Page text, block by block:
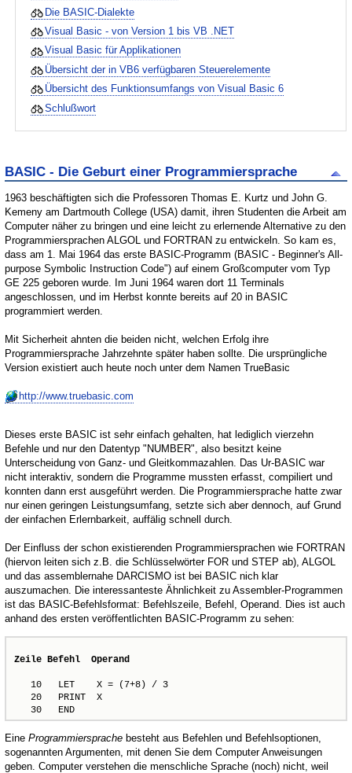
Die BASIC-Dialekte
Visual Basic - von Version 1 bis VB .NET
Visual Basic für Applikationen
Übersicht der in VB6 verfügbaren Steuerelemente
Übersicht des Funktionsumfangs von Visual Basic 6
Schlußwort
BASIC - Die Geburt einer Programmiersprache
1963 beschäftigten sich die Professoren Thomas E. Kurtz und John G.
Kemeny am Dartmouth College (USA) damit, ihren Studenten die Arbeit am
Computer näher zu bringen und eine leicht zu erlernende Alternative zu den
Programmiersprachen ALGOL und FORTRAN zu entwickeln. So kam es,
dass am 1. Mai 1964 das erste BASIC-Programm (BASIC - Beginner's All-
purpose Symbolic Instruction Code") auf einem Großcomputer vom Typ
GE 225 geboren wurde. Im Juni 1964 waren dort 11 Terminals
angeschlossen, und im Herbst konnte bereits auf 20 in BASIC
programmiert werden.
Mit Sicherheit ahnten die beiden nicht, welchen Erfolg ihre
Programmiersprache Jahrzehnte später haben sollte. Die ursprüngliche
Version existiert auch heute noch unter dem Namen TrueBasic
http://www.truebasic.com
Dieses erste BASIC ist sehr einfach gehalten, hat lediglich vierzehn
Befehle und nur den Datentyp "NUMBER", also besitzt keine
Unterscheidung von Ganz- und Gleitkommazahlen. Das Ur-BASIC war
nicht interaktiv, sondern die Programme mussten erfasst, compiliert und
konnten dann erst ausgeführt werden. Die Programmiersprache hatte zwar
nur einen geringen Leistungsumfang, setzte sich aber dennoch, auf Grund
der einfachen Erlernbarkeit, auffälig schnell durch.
Der Einfluss der schon existierenden Programmiersprachen wie FORTRAN
(hiervon leiten sich z.B. die Schlüsselwörter FOR und STEP ab), ALGOL
und das assemblernahe DARCISMO ist bei BASIC nich klar
auszumachen. Die interessanteste Ähnlichkeit zu Assembler-Programmen
ist das BASIC-Befehlsformat: Befehlszeile, Befehl, Operand. Dies ist auch
anhand des ersten veröffentlichten BASIC-Programm zu sehen:
Zeile Befehl  Operand
   10   LET    X = (7+8) / 3
   20   PRINT  X
   30   END
EineProgrammiersprache besteht aus Befehlen und Befehlsoptionen,
sogenannten Argumenten, mit denen Sie dem Computer Anweisungen
geben. Computer verstehen die menschliche Sprache (noch) nicht, weil